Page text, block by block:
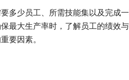
多少员工、所需技能集以及完成
最大生产率时，了解员工的绩效
要因素。